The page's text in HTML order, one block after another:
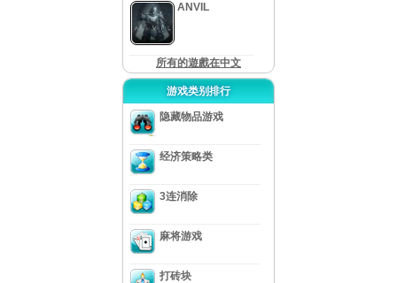
ANVIL
所有的遊戲在中文
游戏类别排行
隐藏物品游戏
经济策略类
3连消除
麻将游戏
打砖块